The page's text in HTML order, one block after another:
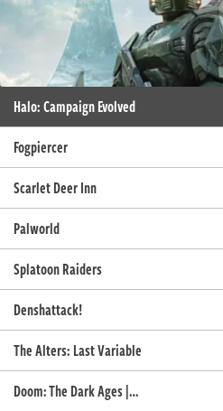
Halo: Campaign Evolved
Fogpiercer
Scarlet Deer Inn
Palworld
Splatoon Raiders
Denshattack!
The Alters: Last Variable
Doom: The Dark Ages |…